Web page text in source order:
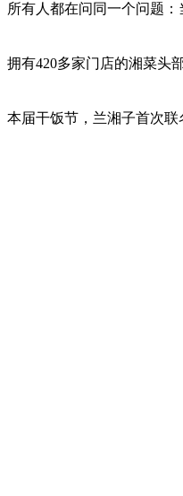
所有人都在问同一个问题
拥有420多家门店的湘菜头
本届干饭节，兰湘子首次